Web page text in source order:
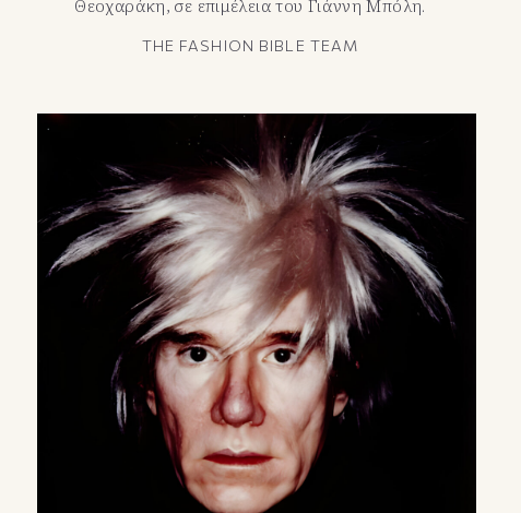
Θεοχαράκη, σε επιμέλεια του Γιάννη Μπόλη.
THE FASHION BIBLE TEAM